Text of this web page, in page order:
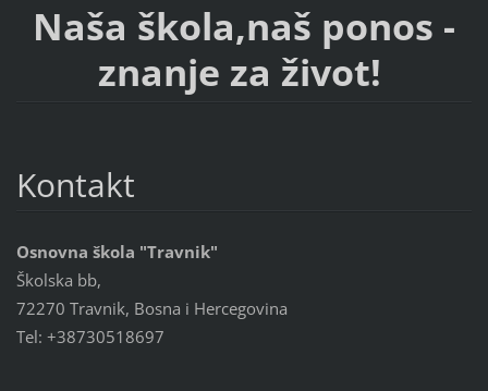
Naša škola,naš ponos -
znanje za život!
Kontakt
Osnovna škola "Travnik"
Školska bb,
72270 Travnik, Bosna i Hercegovina
Tel: +38730518697